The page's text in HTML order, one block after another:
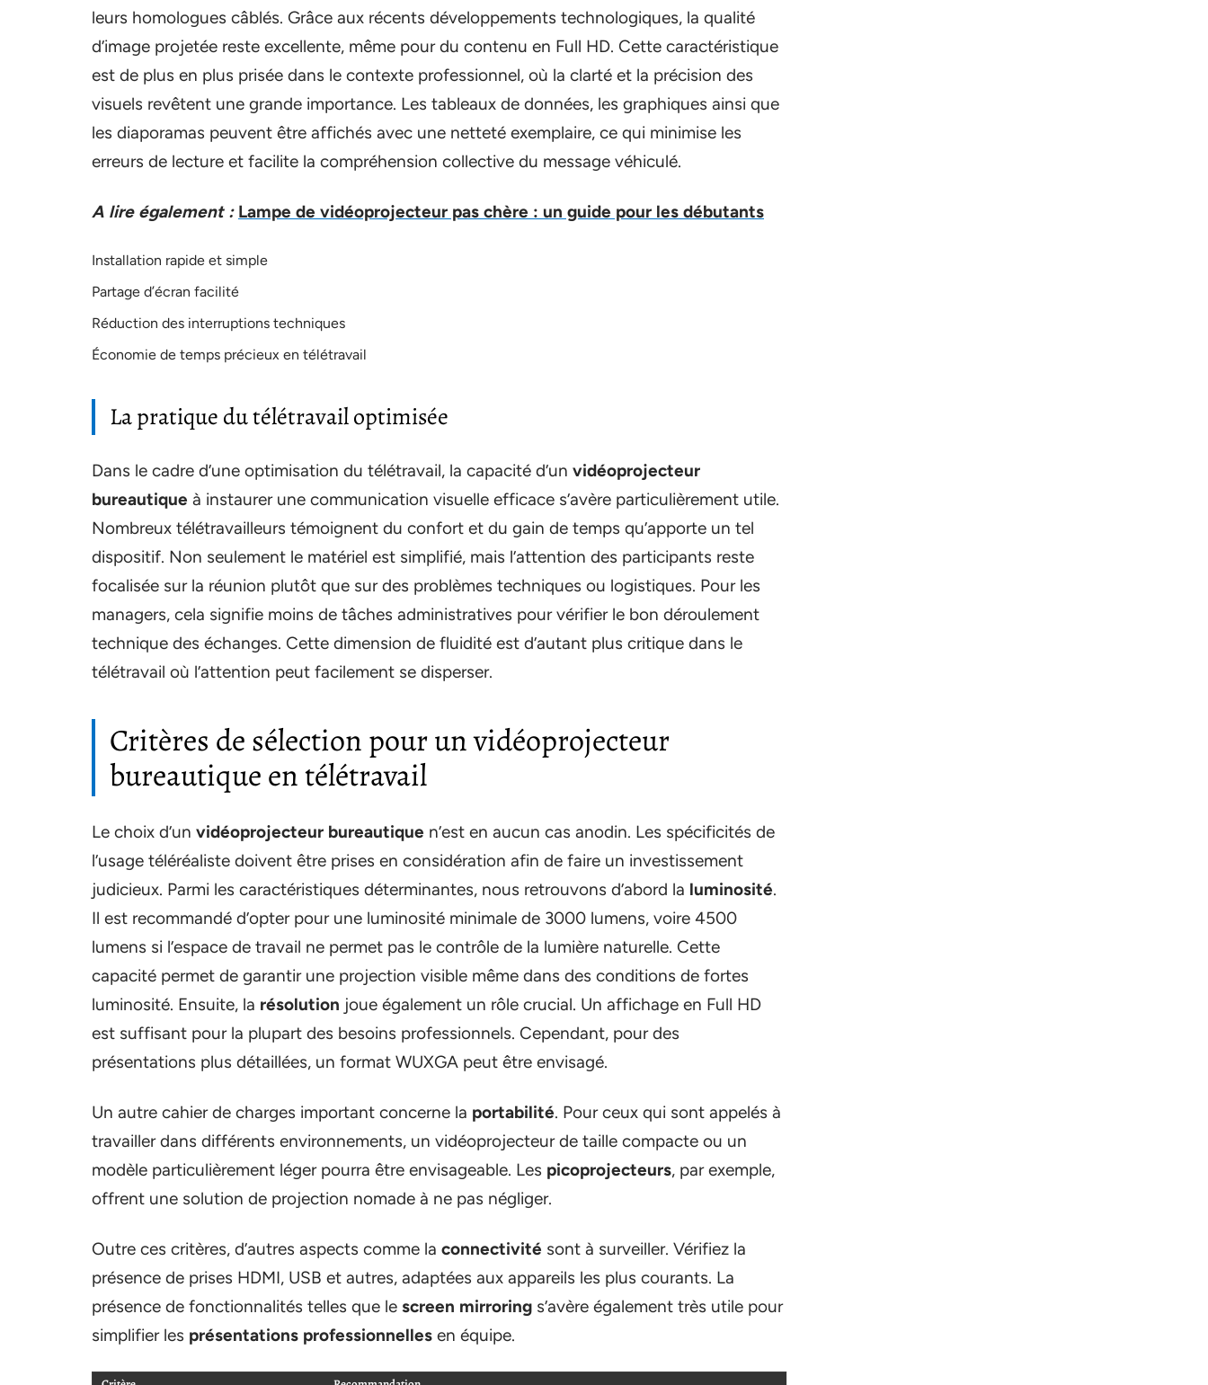
leurs homologues câblés. Grâce aux récents développements technologiques, la qualité
d’image projetée reste excellente, même pour du contenu en Full HD. Cette caractéristique
est de plus en plus prisée dans le contexte professionnel, où la clarté et la précision des
visuels revêtent une grande importance. Les tableaux de données, les graphiques ainsi que
les diaporamas peuvent être affichés avec une netteté exemplaire, ce qui minimise les
erreurs de lecture et facilite la compréhension collective du message véhiculé.
A lire également : Lampe de vidéoprojecteur pas chère : un guide pour les débutants
Installation rapide et simple
Partage d’écran facilité
Réduction des interruptions techniques
Économie de temps précieux en télétravail
La pratique du télétravail optimisée
Dans le cadre d’une optimisation du télétravail, la capacité d’un vidéoprojecteur
bureautique à instaurer une communication visuelle efficace s’avère particulièrement utile.
Nombreux télétravailleurs témoignent du confort et du gain de temps qu’apporte un tel
dispositif. Non seulement le matériel est simplifié, mais l’attention des participants reste
focalisée sur la réunion plutôt que sur des problèmes techniques ou logistiques. Pour les
managers, cela signifie moins de tâches administratives pour vérifier le bon déroulement
technique des échanges. Cette dimension de fluidité est d’autant plus critique dans le
télétravail où l’attention peut facilement se disperser.
Critères de sélection pour un vidéoprojecteur
bureautique en télétravail
Le choix d’un vidéoprojecteur bureautique n’est en aucun cas anodin. Les spécificités de
l’usage téléréaliste doivent être prises en considération afin de faire un investissement
judicieux. Parmi les caractéristiques déterminantes, nous retrouvons d’abord la luminosité.
Il est recommandé d’opter pour une luminosité minimale de 3000 lumens, voire 4500
lumens si l’espace de travail ne permet pas le contrôle de la lumière naturelle. Cette
capacité permet de garantir une projection visible même dans des conditions de fortes
luminosité. Ensuite, la résolution joue également un rôle crucial. Un affichage en Full HD
est suffisant pour la plupart des besoins professionnels. Cependant, pour des
présentations plus détaillées, un format WUXGA peut être envisagé.
Un autre cahier de charges important concerne la portabilité. Pour ceux qui sont appelés à
travailler dans différents environnements, un vidéoprojecteur de taille compacte ou un
modèle particulièrement léger pourra être envisageable. Les picoprojecteurs, par exemple,
offrent une solution de projection nomade à ne pas négliger.
Outre ces critères, d’autres aspects comme la connectivité sont à surveiller. Vérifiez la
présence de prises HDMI, USB et autres, adaptées aux appareils les plus courants. La
présence de fonctionnalités telles que le screen mirroring s’avère également très utile pour
simplifier les présentations professionnelles en équipe.